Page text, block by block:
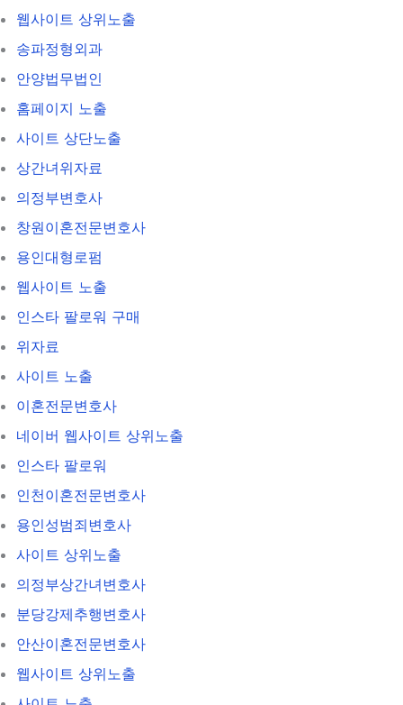
웹사이트 상위노출
송파정형외과
안양법무법인
홈페이지 노출
사이트 상단노출
상간녀위자료
의정부변호사
창원이혼전문변호사
용인대형로펌
웹사이트 노출
인스타 팔로워 구매
위자료
사이트 노출
이혼전문변호사
네이버 웹사이트 상위노출
인스타 팔로워
인천이혼전문변호사
용인성범죄변호사
사이트 상위노출
의정부상간녀변호사
분당강제추행변호사
안산이혼전문변호사
웹사이트 상위노출